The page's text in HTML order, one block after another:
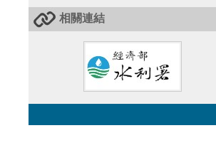
相關連結